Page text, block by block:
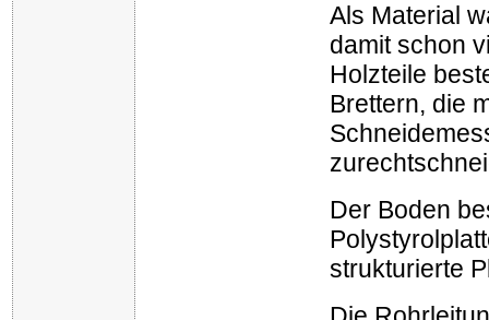
Als Material
damit schon
Holzteile
Brettern, die
Der Boden
strukturierte